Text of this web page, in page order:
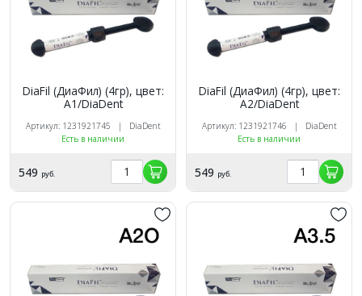
DiaFil (ДиаФил) (4гр), цвет:
А1/DiaDent
Артикул: 1231921745 | DiaDent
Есть в наличии
549 руб.
DiaFil (ДиаФил) (4гр), цвет:
А2/DiaDent
Артикул: 1231921746 | DiaDent
Есть в наличии
549 руб.